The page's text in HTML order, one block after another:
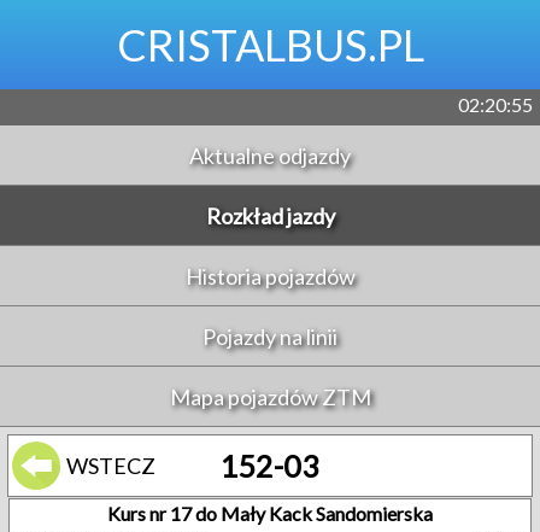
CRISTALBUS.PL
02:20:55
Aktualne odjazdy
Rozkład jazdy
Historia pojazdów
Pojazdy na linii
Mapa pojazdów ZTM
WSTECZ 152-03
Kurs nr 17 do Mały Kack Sandomierska